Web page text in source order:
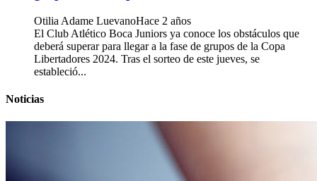
Otilia Adame LuevanoHace 2 años
El Club Atlético Boca Juniors ya conoce los obstáculos que
deberá superar para llegar a la fase de grupos de la Copa
Libertadores 2024. Tras el sorteo de este jueves, se
estableció...
Noticias